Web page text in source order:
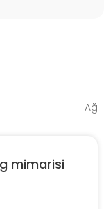
Ağ
mimarisi